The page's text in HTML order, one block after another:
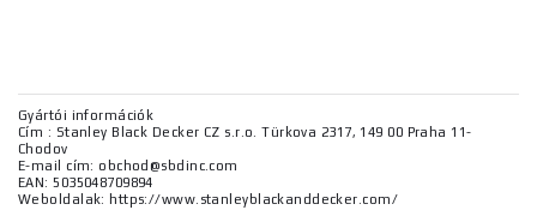
Gyártói információk
Cím : Stanley Black Decker CZ s.r.o. Türkova 2317, 149 00 Praha 11-
Chodov
E-mail cím: obchod@sbdinc.com
EAN: 5035048709894
Weboldalak: https://www.stanleyblackanddecker.com/